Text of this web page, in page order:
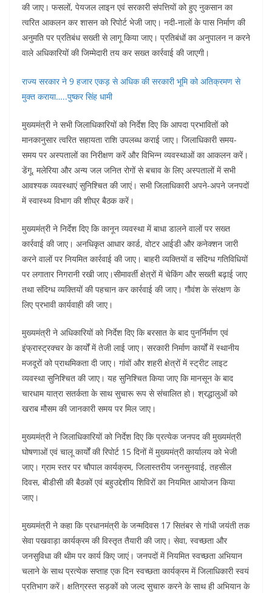
की जाए। फसलों, पेयजल लाइन एवं सरकारी संपत्तियों को हुए नुकसान का
त्वरित आकलन कर शासन को रिपोर्ट भेजी जाए। नदी-नालों के पास निर्माण की
अनुमति पर प्रतिबंध सख्ती से लागू किया जाए। प्रतिबंधों का अनुपालन न करने
वाले अधिकारियों की जिम्मेदारी तय कर सख्त कार्रवाई की जाएगी।
राज्य सरकार ने 9 हजार एकड़ से अधिक की सरकारी भूमि को अतिक्रमण से
मुक्त कराया…..पुष्कर सिंह धामी
मुख्यमंत्री ने सभी जिलाधिकारियों को निर्देश दिए कि आपदा प्रभावितों को
मानकानुसार त्वरित सहायता राशि उपलब्ध कराई जाए। जिलाधिकारी समय-
समय पर अस्पतालों का निरीक्षण करें और विभिन्न व्यवस्थाओं का आकलन करें।
डेंगू, मलेरिया और अन्य जल जनित रोगों से बचाव के लिए अस्पतालों में सभी
आवश्यक व्यवस्थाएं सुनिश्चित की जाएं। सभी जिलाधिकारी अपने-अपने जनपदों
में स्वास्थ्य विभाग की शीघ्र बैठक करें।
मुख्यमंत्री ने निर्देश दिए कि कानून व्यवस्था में बाधा डालने वालों पर सख्त
कार्रवाई की जाए। अनधिकृत आधार कार्ड, वोटर आईडी और कनेक्शन जारी
करने वालों पर नियमित कार्रवाई की जाए। बाहरी व्यक्तियों व संदिग्ध गतिविधियों
पर लगातार निगरानी रखी जाए।सीमावर्ती क्षेत्रों में चेकिंग और सख्ती बढ़ाई जाए
तथा संदिग्ध व्यक्तियों की पहचान कर कार्रवाई की जाए। गौवंश के संरक्षण के
लिए प्रभावी कार्यवाही की जाए।
मुख्यमंत्री ने अधिकारियों को निर्देश दिए कि बरसात के बाद पुनर्निर्माण एवं
इंफ्रास्ट्रक्चर के कार्यों में तेजी लाई जाए। सरकारी निर्माण कार्यों में स्थानीय
मजदूरों को प्राथमिकता दी जाए। गांवों और शहरी क्षेत्रों में स्ट्रीट लाइट
व्यवस्था सुनिश्चित की जाए। यह सुनिश्चित किया जाए कि मानसून के बाद
चारधाम यात्रा सतर्कता के साथ सुचारू रूप से संचालित हो। श्रद्धालुओं को
खराब मौसम की जानकारी समय पर मिल जाए।
मुख्यमंत्री ने जिलाधिकारियों को निर्देश दिए कि प्रत्येक जनपद की मुख्यमंत्री
घोषणाओं एवं चालू कार्यों की रिपोर्ट 15 दिनों में मुख्यमंत्री कार्यालय को भेजी
जाए। ग्राम स्तर पर चौपाल कार्यक्रम, जिलास्तरीय जनसुनवाई, तहसील
दिवस, बीडीसी की बैठकों एवं बहुउद्देशीय शिविरों का नियमित आयोजन किया
जाए।
मुख्यमंत्री ने कहा कि प्रधानमंत्री के जन्मदिवस 17 सितंबर से गांधी जयंती तक
सेवा पखवाड़ा कार्यक्रम की विस्तृत तैयारी की जाए। सेवा, स्वच्छता और
जनसुविधा की थीम पर कार्य किए जाएं। जनपदों में नियमित स्वच्छता अभियान
चलाने के साथ प्रत्येक सप्ताह एक दिन स्वच्छता कार्यक्रम में जिलाधिकारी स्वयं
प्रतिभाग करें। क्षतिग्रस्त सड़कों को जल्द सुचारु करने के साथ ही अभियान के